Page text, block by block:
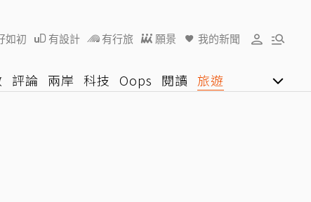
如初 有設計 有行旅 願景 我的新聞
評論 兩岸 科技 Oops 閱讀 旅遊